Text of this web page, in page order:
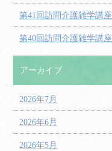
第41回訪問介護雑学講座
第40回訪問介護雑学講座
アーカイブ
2026年7月
2026年6月
2026年5月